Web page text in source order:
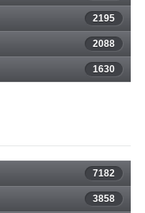
2195
2088
1630
7182
3858